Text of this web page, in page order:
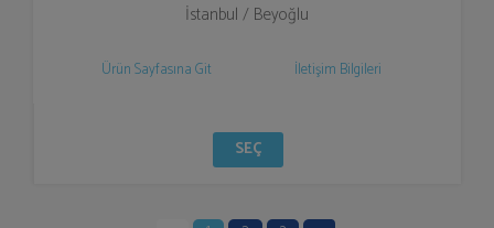
İstanbul / Beyoğlu
Ürün Sayfasına Git İletişim Bilgileri
SEÇ